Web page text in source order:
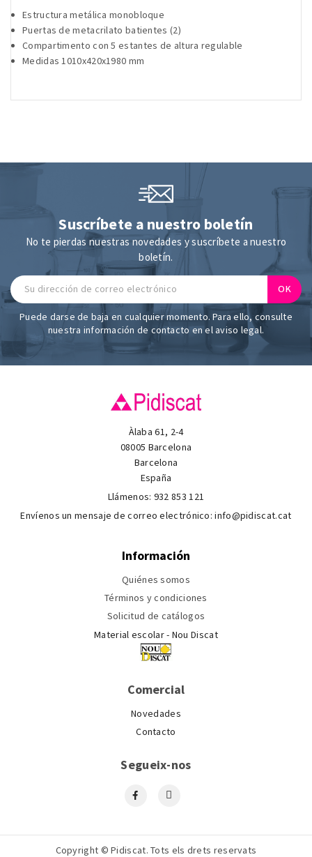
Estructura metálica monobloque
Puertas de metacrilato batientes (2)
Compartimento con 5 estantes de altura regulable
Medidas 1010x420x1980 mm
Suscríbete a nuestro boletín
No te pierdas nuestras novedades y suscríbete a nuestro
boletín.
Puede darse de baja en cualquier momento. Para ello, consulte
nuestra información de contacto en el aviso legal.
Àlaba 61, 2-4
08005 Barcelona
Barcelona
España
Llámenos: 932 853 121
Envíenos un mensaje de correo electrónico:info@pidiscat.cat
Información
Quiénes somos
Términos y condiciones
Solicitud de catálogos
Material escolar - Nou Discat
Comercial
Novedades
Contacto
Segueix-nos
Copyright © Pidiscat. Tots els drets reservats